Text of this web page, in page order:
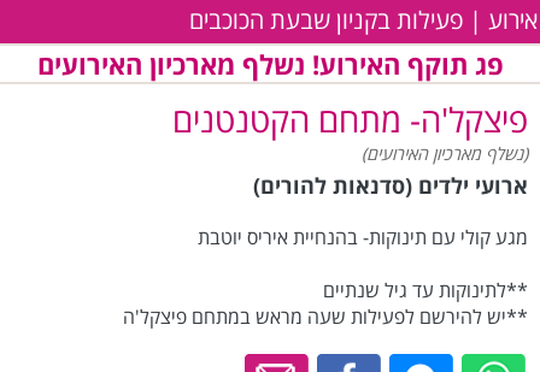
אירוע | פעילות בקניון שבעת הכוכבים
פג תוקף האירוע! נשלף מארכיון האירועים
פיצקל'ה- מתחם הקטנטנים
(נשלף מארכיון האירועים)
ארועי ילדים (סדנאות להורים)
מגע קולי עם תינוקות- בהנחיית איריס יוטבת
**לתינוקות עד גיל שנתיים
**יש להירשם לפעילות שעה מראש במתחם פיצקל'ה